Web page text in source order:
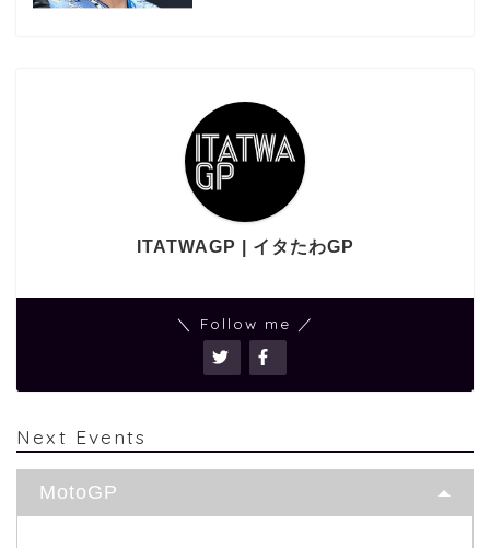
ITATWAGP | イタたわGP
＼ Follow me ／
Next Events
MotoGP